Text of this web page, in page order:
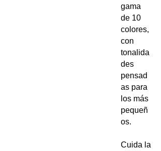
gama
de 10
colores,
con
tonalida
des
pensad
as para
los más
pequeñ
os.
Cuida la